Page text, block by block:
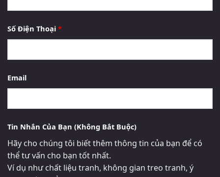
Số Điện Thoại *
Email
Tin Nhắn Của Bạn (Không Bắt Buộc)
Hãy cho chúng tôi biết thêm thông tin của bạn để có
thể tư vấn cho bạn tốt nhất.
Ví dụ như chất liệu tranh, không gian treo tranh, ý